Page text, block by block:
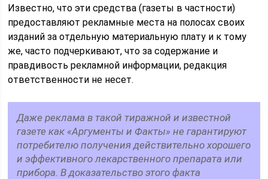
Известно, что эти средства (газеты в частности)
предоставляют рекламные места на полосах своих
изданий за отдельную материальную плату и к тому
же, часто подчеркивают, что за содержание и
правдивость рекламной информации, редакция
ответственности не несет.
Даже реклама в такой тиражной и известной
газете как «Аргументы и Факты» не гарантируют
потребителю получения действительно хорошего
и эффективного лекарственного препарата или
прибора. В доказательство этого факта